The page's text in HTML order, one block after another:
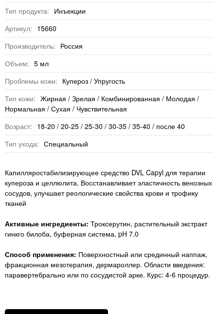
Тип продукта: Инъекции
Артикул: 15660
Производитель: Россия
Объем: 5 мл
Проблемы кожи: Купероз / Упругость
Тип кожи: Жирная / Зрелая / Комбинированная / Молодая /
Нормальная / Сухая / Чувствительная
Возраст: 18-20 / 20-25 / 25-30 / 30-35 / 35-40 / после 40
Тип ухода: Специальный
Капилляростабилизирующее средство DVL Capyl для терапии
купероза и целлюлита. Восстанавливает эластичность венозных
сосудов, улучшает реологические свойства крови и трофику
тканей
Активные ингредиенты: Троксерутин, растительный экстракт
гинкго билоба, буферная система, pH 7.0
Способ применения: Поверхностный или срединный наппаж,
фракционная мезотерапия, дермароллер. Области введения:
паравертебрально или по сосудистой арке. Курс: 4-6 процедур.